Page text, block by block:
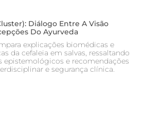
Diálogo Entre A Visão
Do Ayurveda
explicações biomédicas e
da cefaleia em salvas, ressaltando
epistemológicos e recomendações
e segurança clínica.